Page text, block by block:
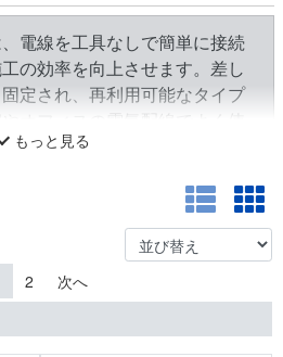
電線を工具なしで簡単に接続
の効率を向上させます。差し
定され、再利用可能なタイプ
オフィスの電気配線でよく使
計により配線スペースを節約
気工事の効率化に貢献しま
もっと見る
2 次へ